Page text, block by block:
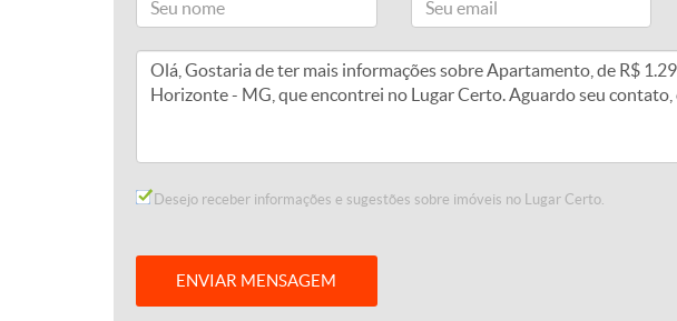
Desejo receber informações e sugestões sobre imóveis no Lugar Certo.
ENVIAR MENSAGEM